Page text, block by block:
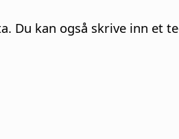
Du kan også skrive inn et